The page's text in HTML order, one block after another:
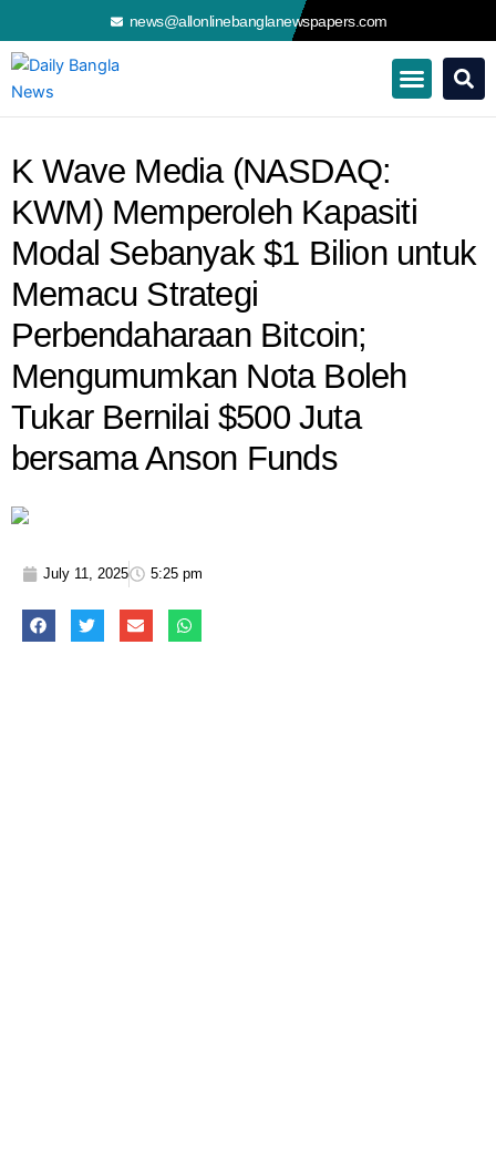
to
content
news@allonlinebanglanewspapers.com
K Wave Media (NASDAQ:
KWM) Memperoleh Kapasiti
Modal Sebanyak $1 Bilion untuk
Memacu Strategi
Perbendaharaan Bitcoin;
Mengumumkan Nota Boleh
Tukar Bernilai $500 Juta
bersama Anson Funds
July 11, 2025 5:25 pm